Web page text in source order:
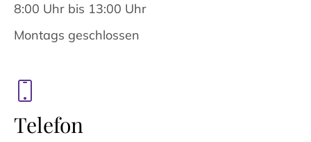
8:00 Uhr bis 13:00 Uhr
Montags geschlossen
Telefon